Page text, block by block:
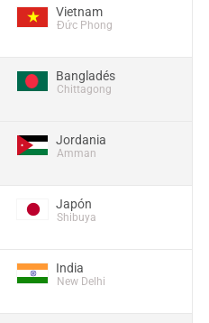
Vietnam
Đức Phong
Bangladés
Chittagong
Jordania
Amman
Japón
Shibuya
India
New Delhi